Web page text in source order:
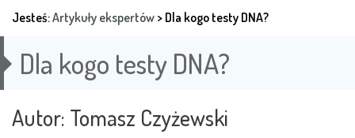
Jesteś:Artykuły ekspertów > Dla kogo testy DNA?
Dla kogo testy DNA?
Autor: Tomasz Czyżewski